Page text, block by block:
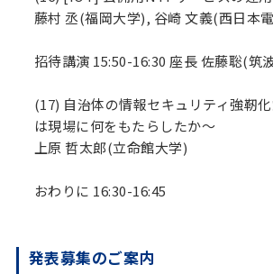
藤村 丞(福岡大学), 谷崎 文義(西日本
招待講演 15:50-16:30 座長 佐藤聡(筑
(17) 自治体の情報セキュリティ強靭
は現場に何をもたらしたか〜
上原 哲太郎(立命館大学)
おわりに 16:30-16:45
発表募集のご案内